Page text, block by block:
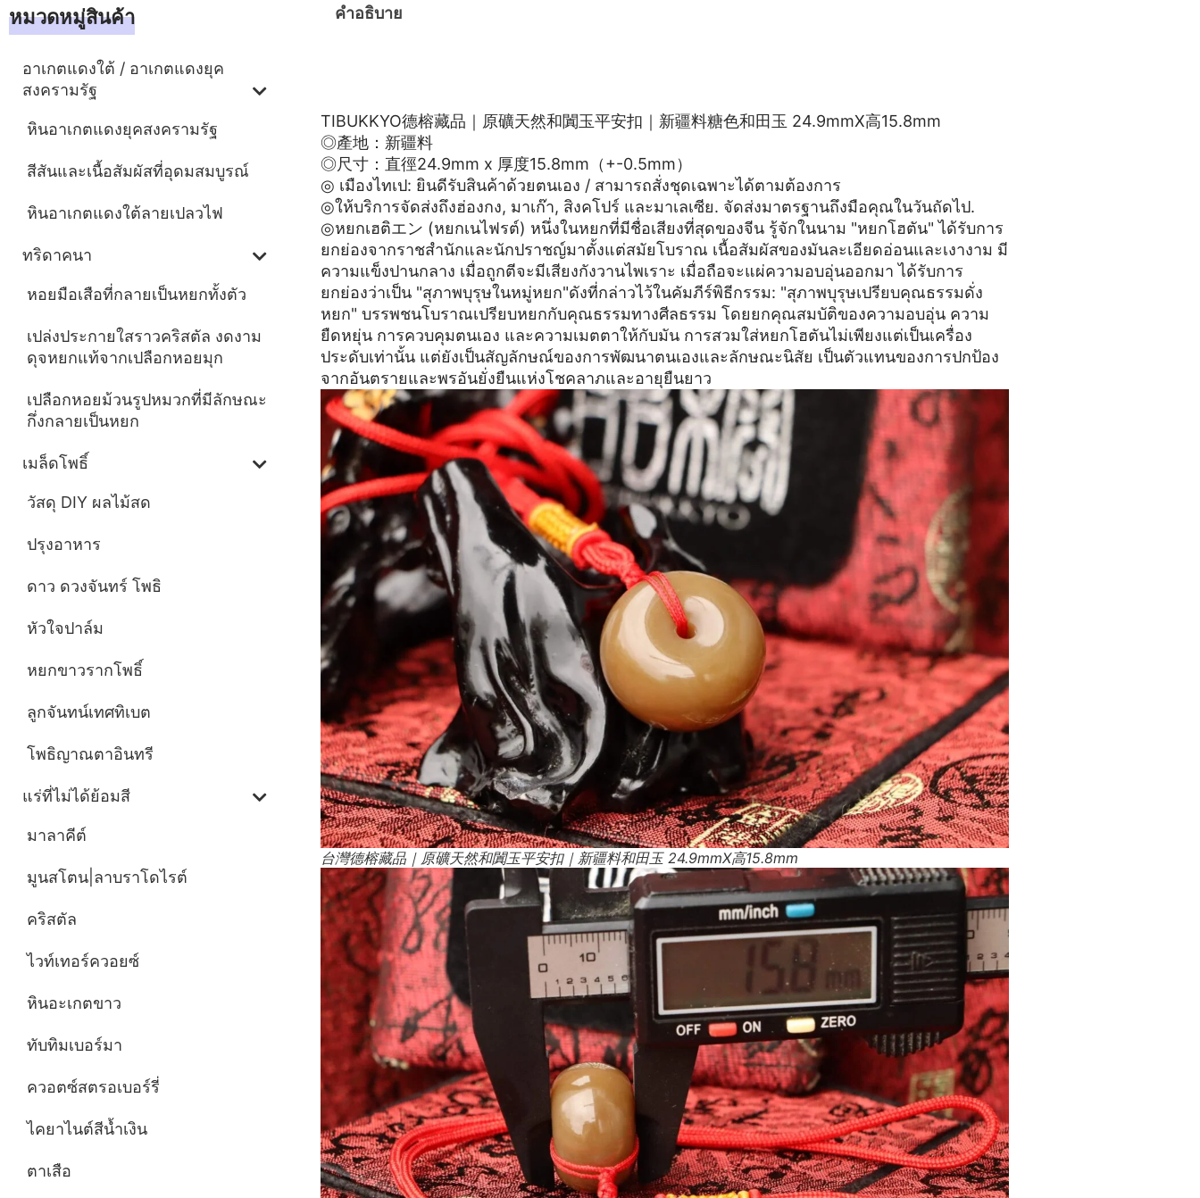
หมวดหมู่สินค้า
อาเกตแดงใต้ / อาเกตแดงยุค
สงครามรัฐ
หินอาเกตแดงยุคสงครามรัฐ
สีสันและเนื้อสัมผัสที่อุดมสมบูรณ์
หินอาเกตแดงใต้ลายเปลวไฟ
ทริดาคนา
หอยมือเสือที่กลายเป็นหยกทั้งตัว
เปล่งประกายใสราวคริสตัล งดงาม
ดุจหยกแท้จากเปลือกหอยมุก
เปลือกหอยม้วนรูปหมวกที่มีลักษณะ
กึ่งกลายเป็นหยก
เมล็ดโพธิ์
วัสดุ DIY ผลไม้สด
ปรุงอาหาร
ดาว ดวงจันทร์ โพธิ
หัวใจปาล์ม
หยกขาวรากโพธิ์
ลูกจันทน์เทศทิเบต
โพธิญาณตาอินทรี
แร่ที่ไม่ได้ย้อมสี
มาลาคีต์
มูนสโตน|ลาบราโดไรต์
คริสตัล
ไวท์เทอร์ควอยซ์
หินอะเกตขาว
ทับทิมเบอร์มา
ควอตซ์สตรอเบอร์รี่
ไคยาไนต์สีน้ำเงิน
ตาเสือ
คำอธิบาย
TIBUKKYO德榕藏品｜原礦天然和闐玉平安扣｜新疆料糖色和田玉 24.9mmX高15.8mm
◎產地：新疆料
◎尺寸：直徑24.9mm x 厚度15.8mm（+-0.5mm）
◎ เมืองไทเป: ยินดีรับสินค้าด้วยตนเอง / สามารถสั่งชุดเฉพาะได้ตามต้องการ
◎ให้บริการจัดส่งถึงฮ่องกง, มาเก๊า, สิงคโปร์ และมาเลเซีย. จัดส่งมาตรฐานถึงมือคุณในวันถัดไป.
◎หยกเฮติエン (หยกเนไฟรต์) หนึ่งในหยกที่มีชื่อเสียงที่สุดของจีน รู้จักในนาม "หยกโฮตัน" ได้รับการ
ยกย่องจากราชสำนักและนักปราชญ์มาตั้งแต่สมัยโบราณ เนื้อสัมผัสของมันละเอียดอ่อนและเงางาม มี
ความแข็งปานกลาง เมื่อถูกตีจะมีเสียงกังวานไพเราะ เมื่อถือจะแผ่ความอบอุ่นออกมา ได้รับการ
ยกย่องว่าเป็น "สุภาพบุรุษในหมู่หยก"ดังที่กล่าวไว้ในคัมภีร์พิธีกรรม: "สุภาพบุรุษเปรียบคุณธรรมดั่ง
หยก" บรรพชนโบราณเปรียบหยกกับคุณธรรมทางศีลธรรม โดยยกคุณสมบัติของความอบอุ่น ความ
ยืดหยุ่น การควบคุมตนเอง และความเมตตาให้กับมัน การสวมใส่หยกโฮตันไม่เพียงแต่เป็นเครื่อง
ประดับเท่านั้น แต่ยังเป็นสัญลักษณ์ของการพัฒนาตนเองและลักษณะนิสัย เป็นตัวแทนของการปกป้อง
จากอันตรายและพรอันยั่งยืนแห่งโชคลาภและอายุยืนยาว
台灣德榕藏品｜原礦天然和闐玉平安扣｜新疆料和田玉 24.9mmX高15.8mm